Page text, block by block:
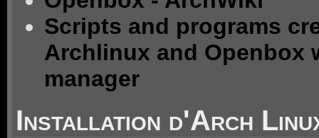
Scripts and programs
Archlinux and Openbox
manager
Installation d'Arch